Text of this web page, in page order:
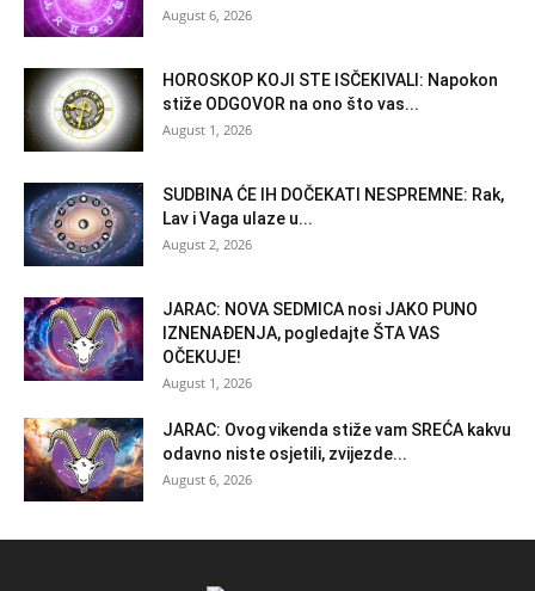
August 6, 2026
HOROSKOP KOJI STE ISČEKIVALI: Napokon
stiže ODGOVOR na ono što vas...
August 1, 2026
SUDBINA ĆE IH DOČEKATI NESPREMNE: Rak,
Lav i Vaga ulaze u...
August 2, 2026
JARAC: NOVA SEDMICA nosi JAKO PUNO
IZNENAĐENJA, pogledajte ŠTA VAS
OČEKUJE!
August 1, 2026
JARAC: Ovog vikenda stiže vam SREĆA kakvu
odavno niste osjetili, zvijezde...
August 6, 2026